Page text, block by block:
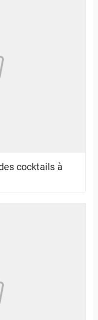
cocktails à